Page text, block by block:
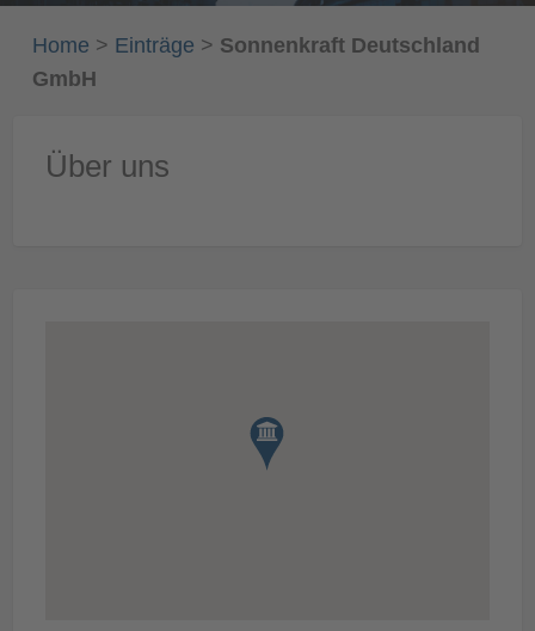
Home > Einträge > Sonnenkraft Deutschland
GmbH
Über uns